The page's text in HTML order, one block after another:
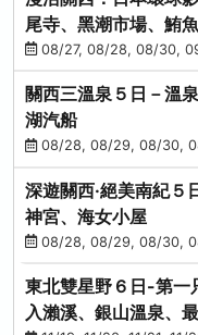
尾寺、黑潮市場、鮪
08/27, 08/28, 08/30,
關西三溫泉５日－溫
湖汽船
08/28, 08/29, 08/30,
深遊關西·絕美南紀５
神宮、海女小屋
08/28, 08/29, 08/30,
東北雙星野６日-第一
入瀨溪、銀山溫泉、